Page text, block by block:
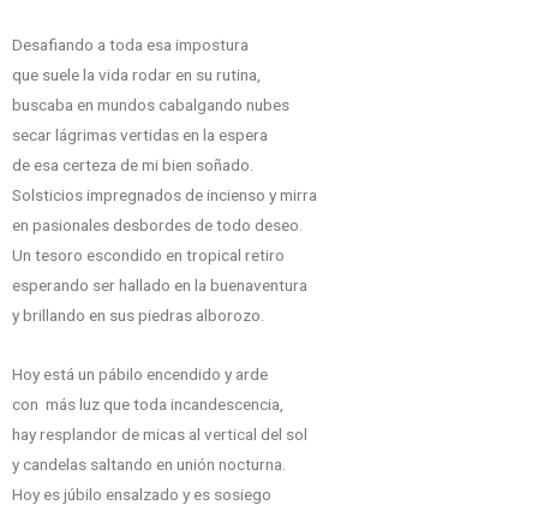
Desafiando a toda esa impostura
que suele la vida rodar en su rutina,
buscaba en mundos cabalgando nubes
secar lágrimas vertidas en la espera
de esa certeza de mi bien soñado.
Solsticios impregnados de incienso y mirra
en pasionales desbordes de todo deseo.
Un tesoro escondido en tropical retiro
esperando ser hallado en la buenaventura
y brillando en sus piedras alborozo.
Hoy está un pábilo encendido y arde
con más luz que toda incandescencia,
hay resplandor de micas al vertical del sol
y candelas saltando en unión nocturna.
Hoy es júbilo ensalzado y es sosiego